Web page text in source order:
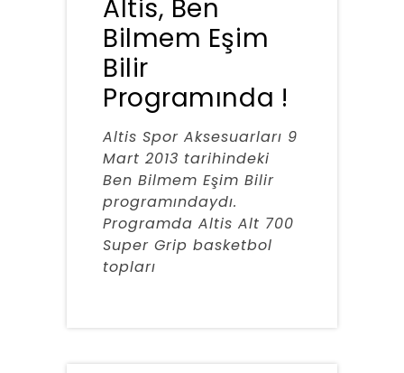
Altis, Ben
Bilmem Eşim
Bilir
Programında !
Altis Spor Aksesuarları 9
Mart 2013 tarihindeki
Ben Bilmem Eşim Bilir
programındaydı.
Programda Altis Alt 700
Super Grip basketbol
topları